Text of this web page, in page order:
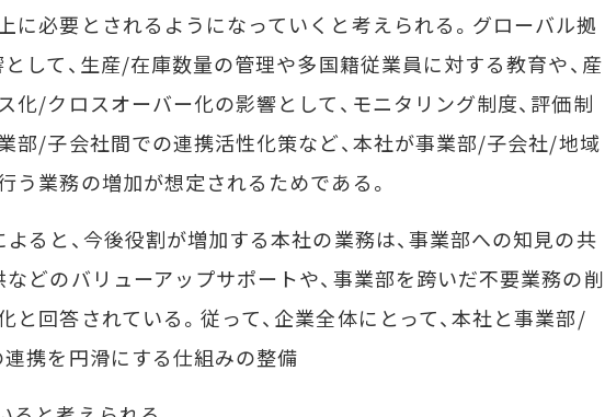
に必要とされるようになっていくと考えられる。グローバル拠
して、生産/在庫数量の管理や多国籍従業員に対する教育や、産
化/クロスオーバー化の影響として、モニタリング制度、評価制
部/子会社間での連携活性化策など、本社が事業部/子会社/地域
う業務の増加が想定されるためである。
ると、今後役割が増加する本社の業務は、事業部への知見の共
などのバリューアップサポートや、事業部を跨いだ不要業務の削
と回答されている。従って、企業全体にとって、本社と事業部/
携を円滑にする仕組みの整備